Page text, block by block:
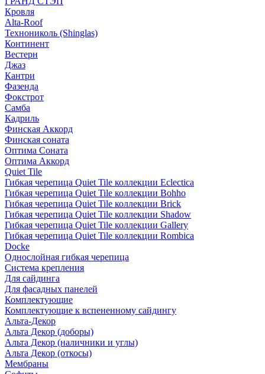
Кровля
Alta-Roof
Технониколь (Shinglas)
Континент
Вестерн
Джаз
Кантри
Фазенда
Фокстрот
Самба
Кадриль
Финская Аккорд
Финская соната
Оптима Соната
Оптима Аккорд
Quiet Tile
Гибкая черепица Quiet Tile коллекции Eclectica
Гибкая черепица Quiet Tile коллекции Bohho
Гибкая черепица Quiet Tile коллекции Brick
Гибкая черепица Quiet Tile коллекции Shadow
Гибкая черепица Quiet Tile коллекции Gallery
Гибкая черепица Quiet Tile коллекции Rombica
Docke
Однослойная гибкая черепица
Система крепления
Для сайдинга
Для фасадных панелей
Комплектующие
Комплектующие к вспененному сайдингу
Альта-Декор
Альта Декор (доборы)
Альта Декор (наличники и углы)
Альта Декор (откосы)
Мембраны